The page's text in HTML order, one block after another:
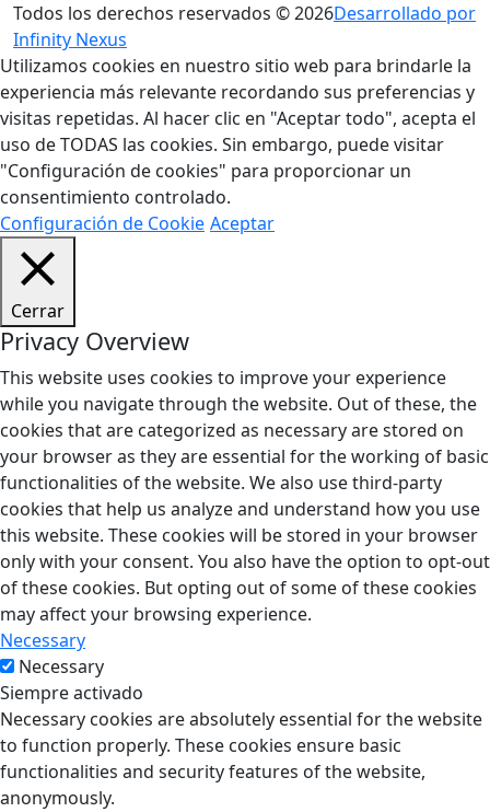
Todos los derechos reservados © 2026Desarrollado por
Infinity Nexus
Utilizamos cookies en nuestro sitio web para brindarle la
experiencia más relevante recordando sus preferencias y
visitas repetidas. Al hacer clic en "Aceptar todo", acepta el
uso de TODAS las cookies. Sin embargo, puede visitar
"Configuración de cookies" para proporcionar un
consentimiento controlado.
Configuración de Cookie Aceptar
Cerrar
Privacy Overview
This website uses cookies to improve your experience
while you navigate through the website. Out of these, the
cookies that are categorized as necessary are stored on
your browser as they are essential for the working of basic
functionalities of the website. We also use third-party
cookies that help us analyze and understand how you use
this website. These cookies will be stored in your browser
only with your consent. You also have the option to opt-out
of these cookies. But opting out of some of these cookies
may affect your browsing experience.
Necessary
Necessary
Siempre activado
Necessary cookies are absolutely essential for the website
to function properly. These cookies ensure basic
functionalities and security features of the website,
anonymously.